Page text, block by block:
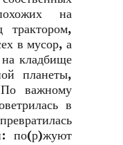
на
трактором,
в мусор, а
кладбище
планеты,
По важному
в
по(р)жуют